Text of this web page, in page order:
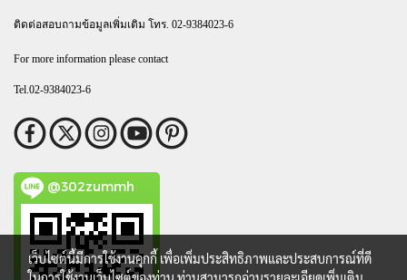
ติดต่อสอบถามข้อมูลเพิ่มเติม โทร. 02-9384023-6
For more information please contact
Tel.02-9384023-6
@302zummh
เว็บไซต์นี้มีการใช้งานคุกกี้ เพื่อเพิ่มประสิทธิภาพและประสบการณ์ที่ดี